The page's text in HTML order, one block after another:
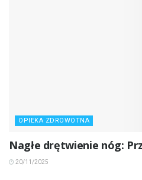
OPIEKA ZDROWOTNA
Nagłe drętwienie nóg:
20/11/2025